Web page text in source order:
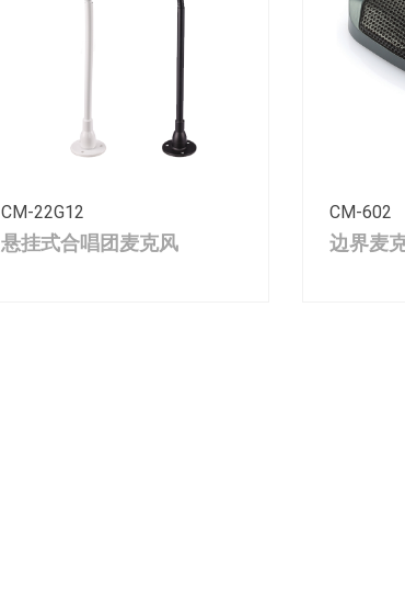
CM-22G12
悬挂式合唱团麦克风
CM-602
边界麦